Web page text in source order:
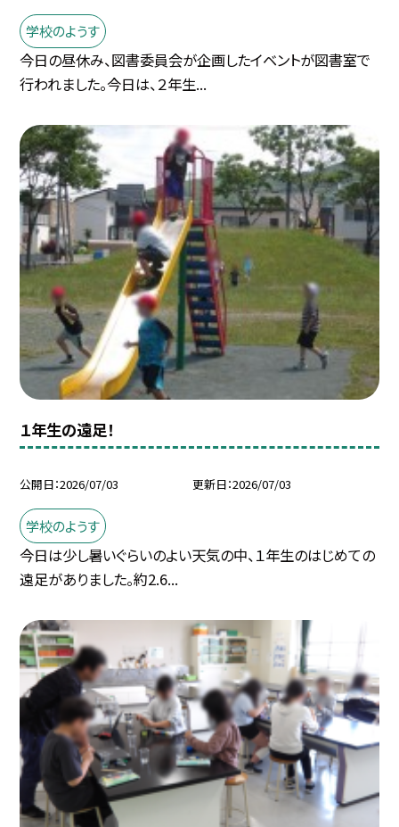
学校のようす
今日の昼休み、図書委員会が企画したイベントが図書室で
行われました。今日は、２年生...
１年生の遠足！
公開日 2026/07/03 更新日 2026/07/03
学校のようす
今日は少し暑いぐらいのよい天気の中、１年生のはじめての
遠足がありました。約2.6...